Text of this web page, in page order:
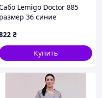
Lemigo Doctor 885
размер 36 синие
₴
Купить